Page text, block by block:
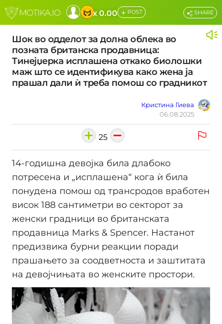
x 0.00 + POST
Шок во одделот за долна облека во
позната британска продавница:
Тинејџерка исплашена откако биолошки
маж што се идентификува како жена ја
прашал дали ѝ треба помош со градникот
Кристина Гиева
06.08.2025
SHARE
25
14-годишна девојка била длабоко
потресена и „исплашена“ кога ѝ била
понудена помош од трансродов вработен
висок 188 сантиметри во секторот за
женски градници во британската
продавница Marks & Spencer. Настанот
предизвика бурни реакции поради
прашањето за соодветноста и заштитата
на девојчињата во женските простори.